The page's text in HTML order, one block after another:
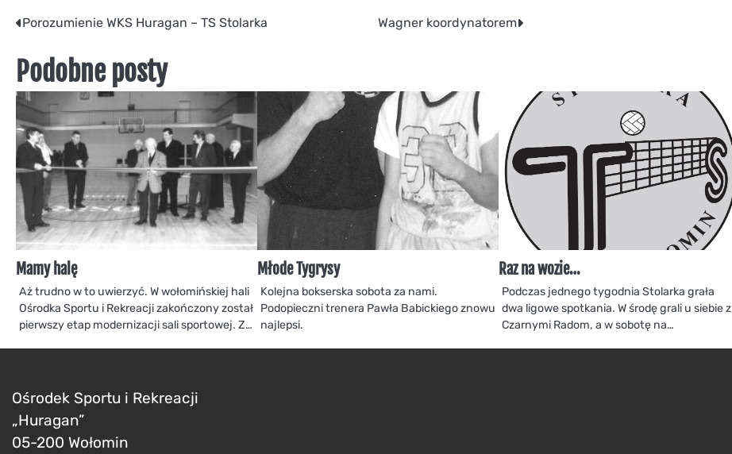
Nawigacja
wpisu
Porozumienie WKS Huragan – TS Stolarka Wagner koordynatorem
Podobne posty
Mamy halę
Aż trudno w to uwierzyć. W wołomińskiej hali
Ośrodka Sportu i Rekreacji zakończony został
pierwszy etap modernizacji sali sportowej. Z…
Młode Tygrysy
Kolejna bokserska sobota za nami.
Podopieczni trenera Pawła Babickiego znowu
najlepsi.
Raz na wozie…
Podczas jednego tygodnia Stolarka grała
dwa ligowe spotkania. W środę grali u siebie z
Czarnymi Radom, a w sobotę na…
Ośrodek Sportu i Rekreacji
„Huragan”
05-200 Wołomin